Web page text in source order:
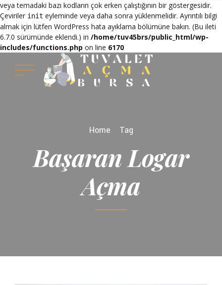
veya temadaki bazı kodların çok erken çalıştığının bir göstergesidir.
Çeviriler init eyleminde veya daha sonra yüklenmelidir. Ayrıntılı bilgi
almak için lütfen WordPress hata ayıklama bölümüne bakın. (Bu ileti
6.7.0 sürümünde eklendi.) in /home/tuv45brs/public_html/wp-
includes/functions.php on line 6170
Home Tag
Başaran Logar
Açma